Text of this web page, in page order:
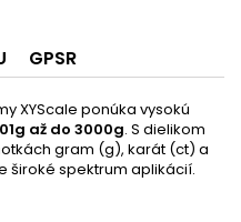
GPSR
XYScale ponúka vysokú
až do 3000g. S dielikom
gram (g), karát (ct) a
široké spektrum aplikácií.